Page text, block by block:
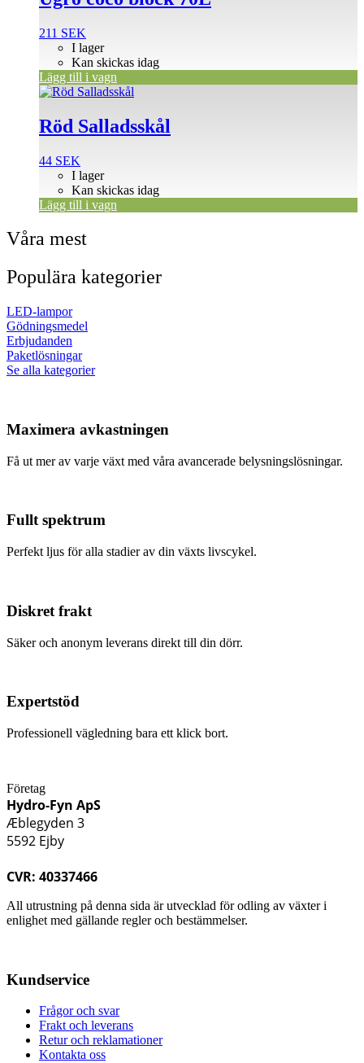
211 SEK
I lager
Kan skickas idag
Lägg till i vagn
Röd Salladsskål
44 SEK
I lager
Kan skickas idag
Lägg till i vagn
Våra mest
Populära kategorier
LED-lampor
Gödningsmedel
Erbjudanden
Paketlösningar
Se alla kategorier
Maximera avkastningen
Få ut mer av varje växt med våra avancerade belysningslösningar.
Fullt spektrum
Perfekt ljus för alla stadier av din växts livscykel.
Diskret frakt
Säker och anonym leverans direkt till din dörr.
Expertstöd
Professionell vägledning bara ett klick bort.
Företag
Hydro-Fyn ApS
Æblegyden 3
5592 Ejby
CVR: 40337466
All utrustning på denna sida är utvecklad för odling av växter i
enlighet med gällande regler och bestämmelser.
Kundservice
Frågor och svar
Frakt och leverans
Retur och reklamationer
Kontakta oss